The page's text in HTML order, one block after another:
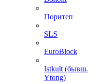
Поритеп
SLS
EuroBlock
Istkult (бывш.
Ytong)